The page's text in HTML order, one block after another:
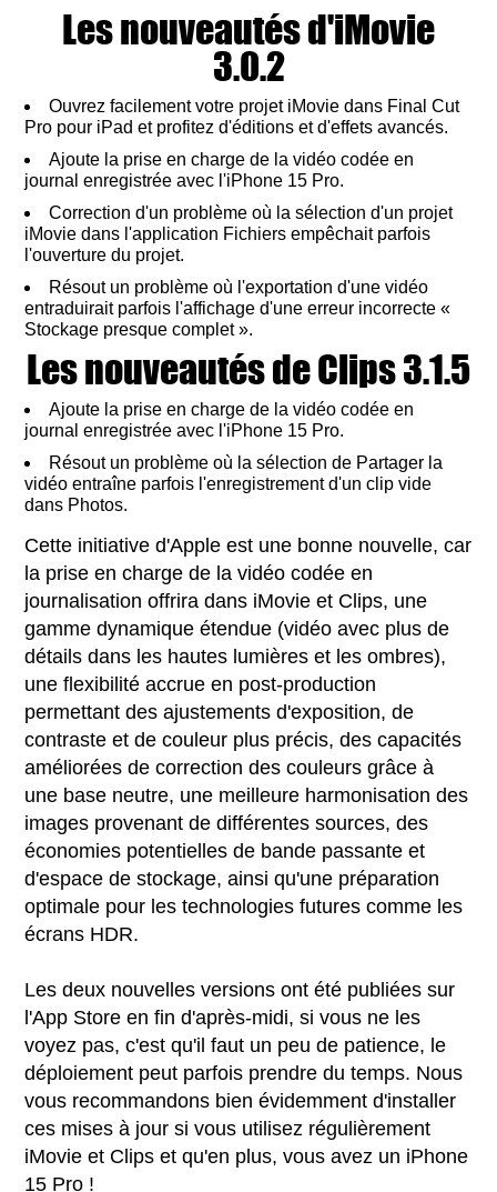
Les nouveautés d'iMovie
3.0.2
Ouvrez facilement votre projet iMovie dans Final Cut
Pro pour iPad et profitez d'éditions et d'effets avancés.
Ajoute la prise en charge de la vidéo codée en
journal enregistrée avec l'iPhone 15 Pro.
Correction d'un problème où la sélection d'un projet
iMovie dans l'application Fichiers empêchait parfois
l'ouverture du projet.
Résout un problème où l'exportation d'une vidéo
entraduirait parfois l'affichage d'une erreur incorrecte «
Stockage presque complet ».
Les nouveautés de Clips 3.1.5
Ajoute la prise en charge de la vidéo codée en
journal enregistrée avec l'iPhone 15 Pro.
Résout un problème où la sélection de Partager la
vidéo entraîne parfois l'enregistrement d'un clip vide
dans Photos.
Cette initiative d'Apple est une bonne nouvelle, car
la prise en charge de la vidéo codée en
journalisation offrira dans iMovie et Clips, une
gamme dynamique étendue (vidéo avec plus de
détails dans les hautes lumières et les ombres),
une flexibilité accrue en post-production
permettant des ajustements d'exposition, de
contraste et de couleur plus précis, des capacités
améliorées de correction des couleurs grâce à
une base neutre, une meilleure harmonisation des
images provenant de différentes sources, des
économies potentielles de bande passante et
d'espace de stockage, ainsi qu'une préparation
optimale pour les technologies futures comme les
écrans HDR.
Les deux nouvelles versions ont été publiées sur
l'App Store en fin d'après-midi, si vous ne les
voyez pas, c'est qu'il faut un peu de patience, le
déploiement peut parfois prendre du temps. Nous
vous recommandons bien évidemment d'installer
ces mises à jour si vous utilisez régulièrement
iMovie et Clips et qu'en plus, vous avez un iPhone
15 Pro !